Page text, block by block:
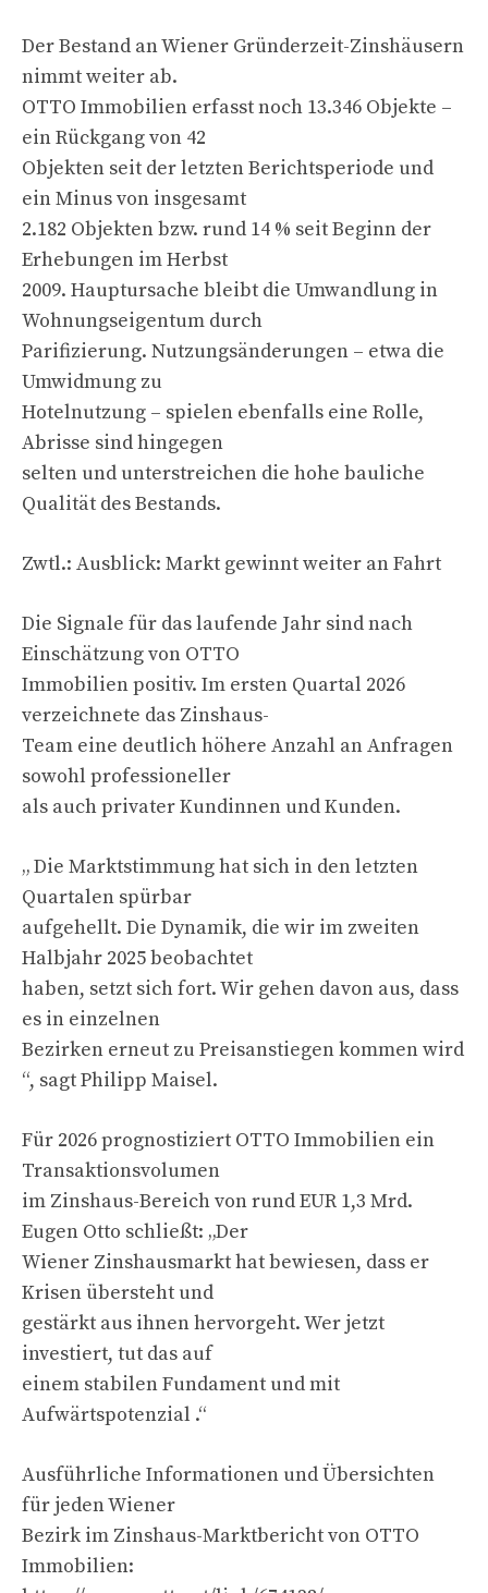
Der Bestand an Wiener Gründerzeit-Zinshäusern
nimmt weiter ab.
OTTO Immobilien erfasst noch 13.346 Objekte –
ein Rückgang von 42
Objekten seit der letzten Berichtsperiode und
ein Minus von insgesamt
2.182 Objekten bzw. rund 14 % seit Beginn der
Erhebungen im Herbst
2009. Hauptursache bleibt die Umwandlung in
Wohnungseigentum durch
Parifizierung. Nutzungsänderungen – etwa die
Umwidmung zu
Hotelnutzung – spielen ebenfalls eine Rolle,
Abrisse sind hingegen
selten und unterstreichen die hohe bauliche
Qualität des Bestands.
Zwtl.: Ausblick: Markt gewinnt weiter an Fahrt
Die Signale für das laufende Jahr sind nach
Einschätzung von OTTO
Immobilien positiv. Im ersten Quartal 2026
verzeichnete das Zinshaus-
Team eine deutlich höhere Anzahl an Anfragen
sowohl professioneller
als auch privater Kundinnen und Kunden.
„ Die Marktstimmung hat sich in den letzten
Quartalen spürbar
aufgehellt. Die Dynamik, die wir im zweiten
Halbjahr 2025 beobachtet
haben, setzt sich fort. Wir gehen davon aus, dass
es in einzelnen
Bezirken erneut zu Preisanstiegen kommen wird
“, sagt Philipp Maisel.
Für 2026 prognostiziert OTTO Immobilien ein
Transaktionsvolumen
im Zinshaus-Bereich von rund EUR 1,3 Mrd.
Eugen Otto schließt: „Der
Wiener Zinshausmarkt hat bewiesen, dass er
Krisen übersteht und
gestärkt aus ihnen hervorgeht. Wer jetzt
investiert, tut das auf
einem stabilen Fundament und mit
Aufwärtspotenzial .“
Ausführliche Informationen und Übersichten
für jeden Wiener
Bezirk im Zinshaus-Marktbericht von OTTO
Immobilien: